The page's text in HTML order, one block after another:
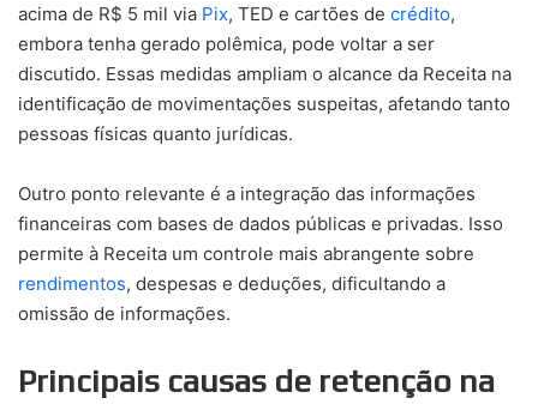
acima de R$ 5 mil via Pix, TED e cartões de crédito,
embora tenha gerado polêmica, pode voltar a ser
discutido. Essas medidas ampliam o alcance da Receita na
identificação de movimentações suspeitas, afetando tanto
pessoas físicas quanto jurídicas.
Outro ponto relevante é a integração das informações
financeiras com bases de dados públicas e privadas. Isso
permite à Receita um controle mais abrangente sobre
rendimentos, despesas e deduções, dificultando a
omissão de informações.
Principais causas de retenção na